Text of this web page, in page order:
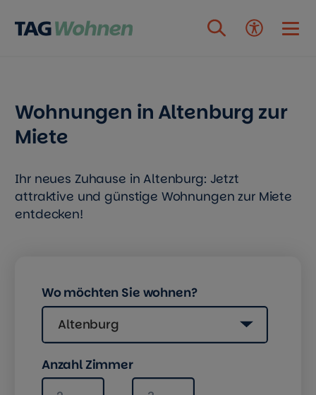
Wohnungen in Altenburg zur
Miete
Ihr neues Zuhause in Altenburg: Jetzt
attraktive und günstige Wohnungen zur Miete
entdecken!
Wo möchten Sie wohnen?
Altenburg
Anzahl Zimmer
Anzahl Zimmer mindestensAnzahl Zimmer maximal